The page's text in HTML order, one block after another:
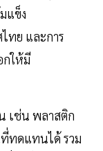
แข็ง
ทย และการ
ให้มี
เช่น พลาสติก
ทดแทนได้ รวม